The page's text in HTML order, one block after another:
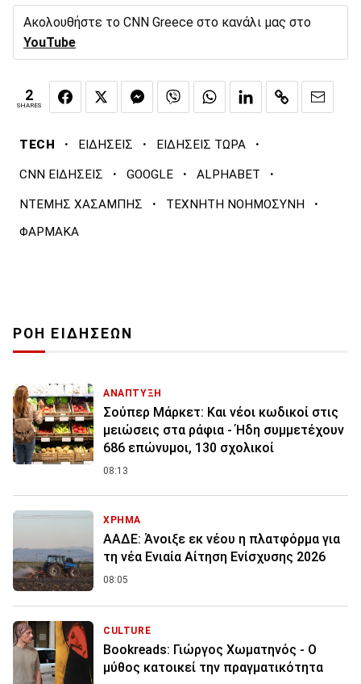
Ακολουθήστε το CNN Greece στο κανάλι μας στο
YouTube
2
SHARES
TECH · ΕΙΔΗΣΕΙΣ · ΕΙΔΗΣΕΙΣ ΤΩΡΑ ·
CNN ΕΙΔΗΣΕΙΣ · GOOGLE · ALPHABET ·
ΝΤΕΜΗΣ ΧΑΣΑΜΠΗΣ · ΤΕΧΝΗΤΗ ΝΟΗΜΟΣΥΝΗ ·
ΦΑΡΜΑΚΑ
ΡΟΗ ΕΙΔΗΣΕΩΝ
ΑΝΑΠΤΥΞΗ
Σούπερ Μάρκετ: Και νέοι κωδικοί στις
μειώσεις στα ράφια - Ήδη συμμετέχουν
686 επώνυμοι, 130 σχολικοί
08:13
ΧΡΗΜΑ
ΑΑΔΕ: Άνοιξε εκ νέου η πλατφόρμα για
τη νέα Ενιαία Αίτηση Ενίσχυσης 2026
08:05
CULTURE
Bookreads: Γιώργος Χωματηνός - Ο
μύθος κατοικεί την πραγματικότητα